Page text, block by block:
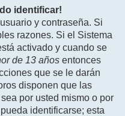
identificar!
y contraseña. Si
razones. Si el Sistema
activado y cuando se
de 13 años entonces
que se le darán
disponen que las
por usted mismo o por
identificarse; esta